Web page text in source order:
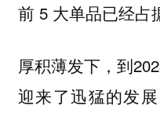
前 5 大单品已经占
厚积薄发下，到
迎来了迅猛的发